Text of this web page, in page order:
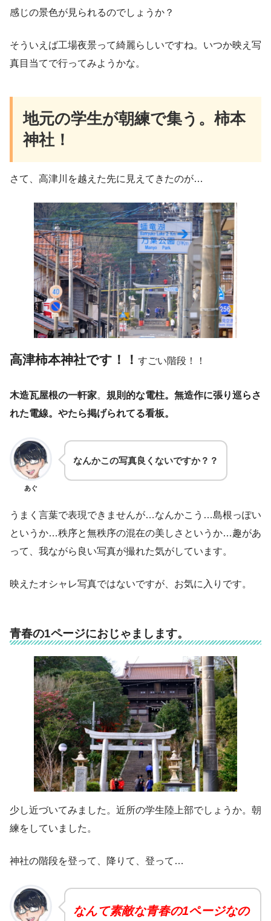
感じの景色が見られるのでしょうか？
そういえば工場夜景って綺麗らしいですね。いつか映え写
真目当てで行ってみようかな。
地元の学生が朝練で集う。柿本
神社！
さて、高津川を越えた先に見えてきたのが…
高津柿本神社です！！ すごい階段！！
木造瓦屋根の一軒家。 規則的な電柱。無造作に張り巡らさ
れた電線。やたら掲げられてる看板。
あぐ
なんかこの写真良くないですか？？
うまく言葉で表現できませんが…なんかこう…島根っぽい
というか…秩序と無秩序の混在の美しさというか…趣があ
って、我ながら良い写真が撮れた気がしています。
映えたオシャレ写真ではないですが、お気に入りです。
青春の1ページにおじゃまします。
少し近づいてみました。近所の学生陸上部でしょうか。朝
練をしていました。
神社の階段を登って、降りて、登って…
なんて素敵な青春の1ページなの